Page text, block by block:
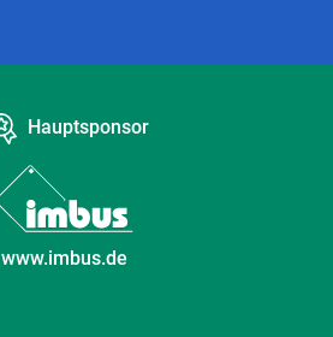
Hauptsponsor
www.imbus.de